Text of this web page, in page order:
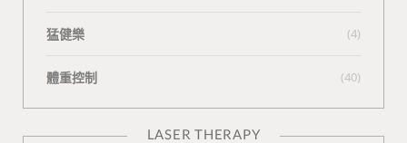
猛健樂 (4)
體重控制 (40)
LASER THERAPY